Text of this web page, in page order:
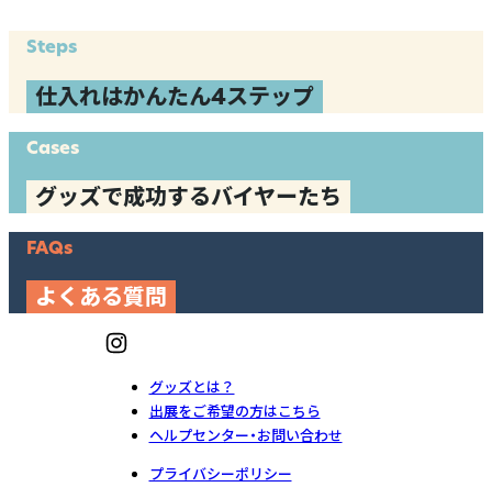
Steps
仕入れはかんたん4ステップ
Cases
グッズで成功するバイヤーたち
FAQs
よくある質問
グッズとは？
出展をご希望の方はこちら
ヘルプセンター・お問い合わせ
プライバシーポリシー